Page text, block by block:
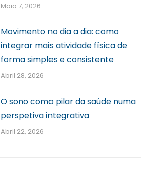
Maio 7, 2026
Movimento no dia a dia: como
integrar mais atividade física de
forma simples e consistente
Abril 28, 2026
O sono como pilar da saúde numa
perspetiva integrativa
Abril 22, 2026